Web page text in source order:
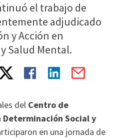
el trabajo de
adjudicado
y Acción en
Salud Mental.
del Centro de
Determinación Social y
en una jornada de